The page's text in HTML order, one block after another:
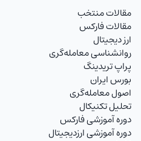
مقالات منتخب
مقالات فارکس
ارز دیجیتال
روانشناسی معامله‌گری
پراپ تریدینگ
بورس ایران
اصول معامله‌گری
تحلیل تکنیکال
دوره آموزشی فارکس
دوره آموزشی ارزدیجیتال